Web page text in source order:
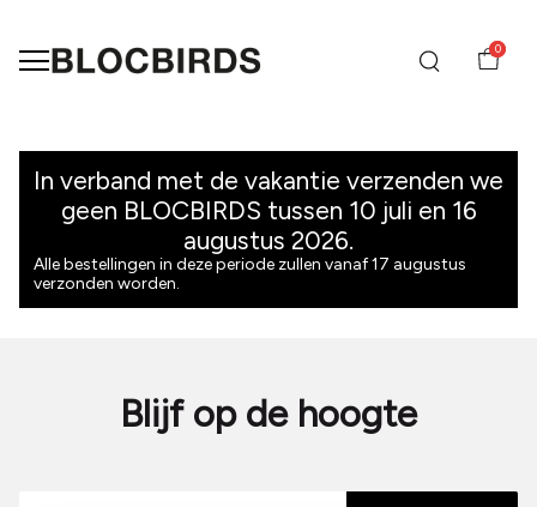
0
Retourneren
BLOCBIRDS
In verband met de vakantie verzenden we
geen BLOCBIRDS tussen 10 juli en 16
augustus 2026.
Alle bestellingen in deze periode zullen vanaf 17 augustus
verzonden worden.
Blijf op de hoogte